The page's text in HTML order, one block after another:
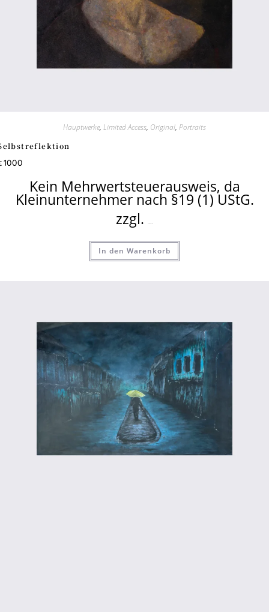
Hauptwerke, Limited Access, Original, Portraits
1000
Kein Mehrwertsteuerausweis, da
Kleinunternehmer nach §19 (1) UStG.
zzgl.
In den Warenkorb